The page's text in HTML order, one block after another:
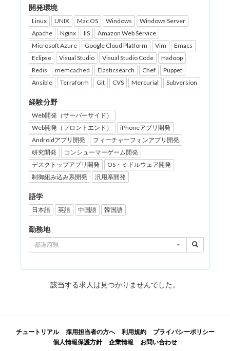
開発環境
Linux UNIX Mac OS Windows
Windows Server
Apache
Nginx IIS
Amazon Web Service
Microsoft Azure
Google Cloud Platform Vim
Emacs
Eclipse
Visual Studio Visual Studio Code
Hadoop
Redis
memcached Elasticsearch Chef
Puppet
Ansible
Terraform Git CVS Mercurial Subversion
経験分野
Web開発（サーバーサイド）
Web開発（フロントエンド）
iPhoneアプリ開発
Androidアプリ開発
フィーチャーフォンアプリ開発
研究開発
コンシューマーゲーム開発
デスクトップアプリ開発
OS・ミドルウェア開発
制御組み込み系開発
汎用系開発
語学
日本語 英語 中国語 韓国語
勤務地
都道府県
該当する求人は見つかりませんでした。
チュートリアル 採用担当者の方へ 利用規約
プライバシーポリシー
個人情報保護方針
企業情報 お問い合わせ